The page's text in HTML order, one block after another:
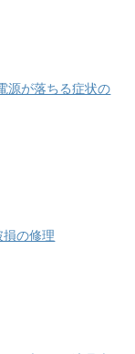
が落ちる症状の
の修理